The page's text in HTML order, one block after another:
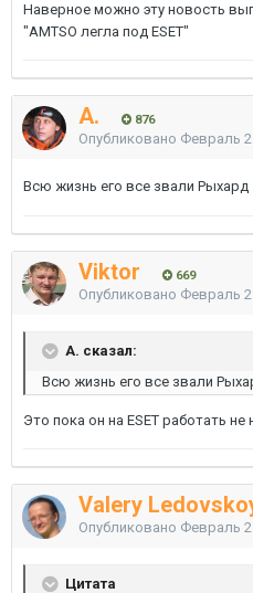
Наверное можно эту новость
"AMTSO легла под ESET"
A. 876
Опубликовано Февраль
Всю жизнь его все звали Рыхард
Viktor 669
Опубликовано Февраль
A. сказал:
Всю жизнь его все звали
Это пока он на ESET работать не
Valery
Опубликовано Февраль
Цитата